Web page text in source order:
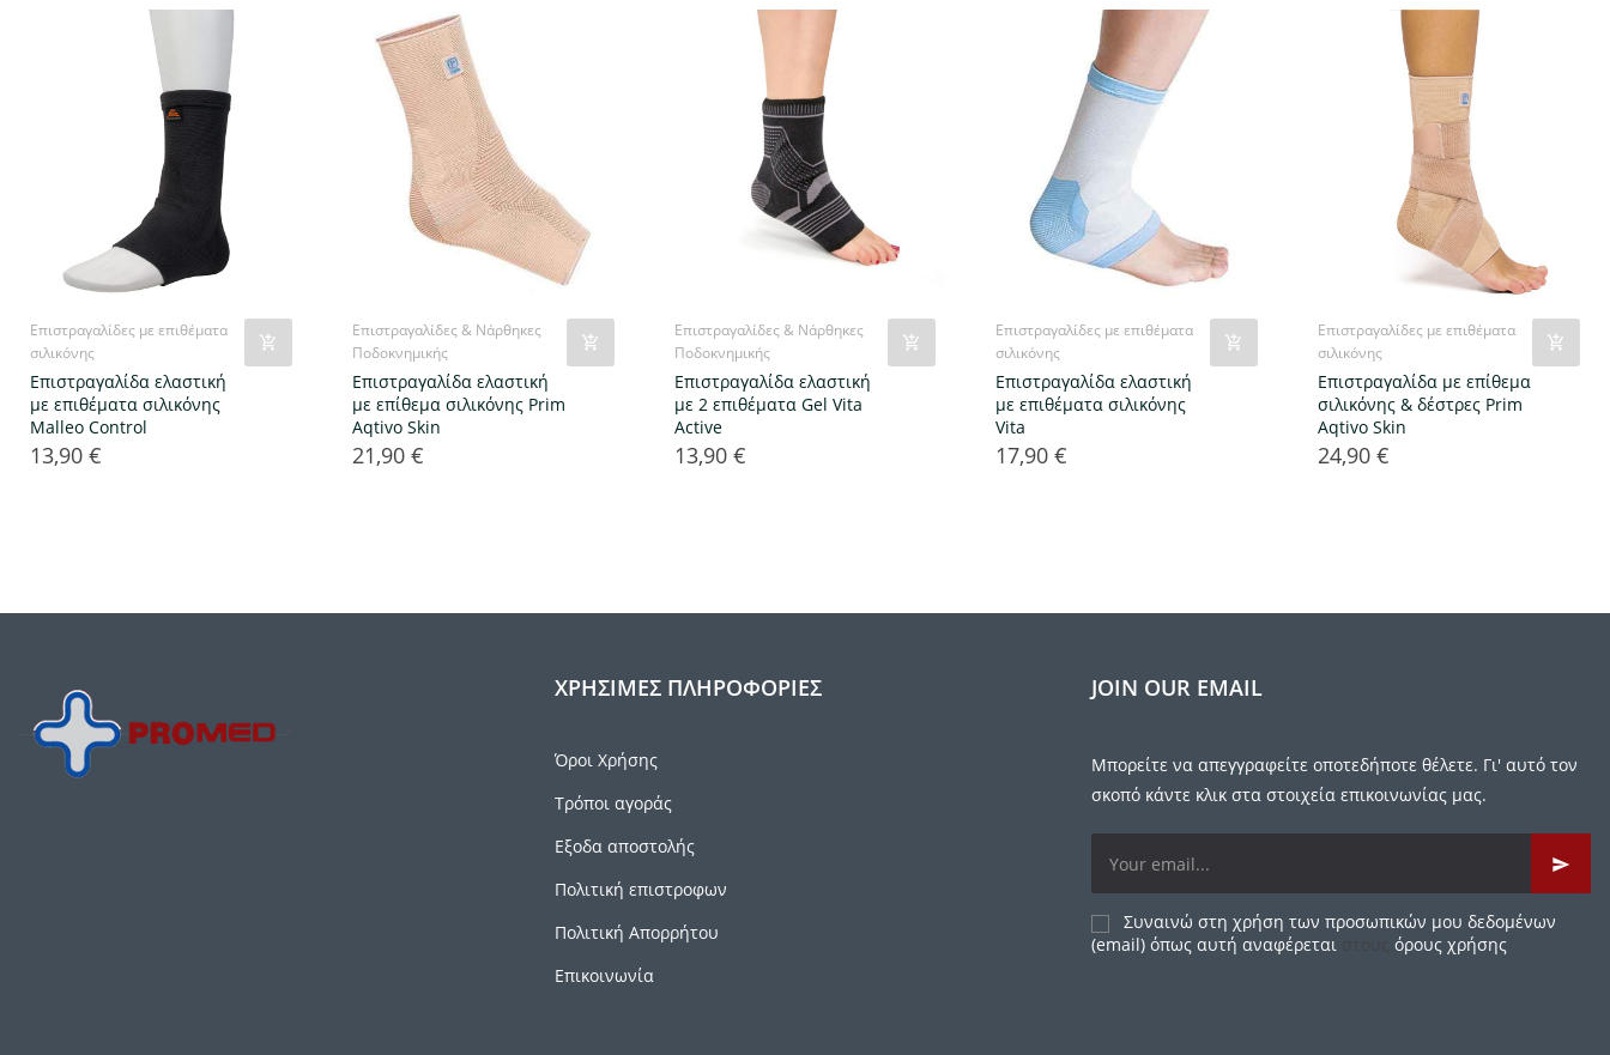
Επιστραγαλίδες με επιθέματα
σιλικόνης
Επιστραγαλίδα ελαστική
με επιθέματα σιλικόνης
Malleo Control
Τιμή
13,90 €
Επιστραγαλίδες & Νάρθηκες
Ποδοκνημικής
Επιστραγαλίδα ελαστική
με επίθεμα σιλικόνης Prim
Aqtivo Skin
Τιμή
21,90 €
Επιστραγαλίδες & Νάρθηκες
Ποδοκνημικής
Επιστραγαλίδα ελαστική
με 2 επιθέματα Gel Vita
Active
Τιμή
13,90 €
Επιστραγαλίδες με επιθέματα
σιλικόνης
Επιστραγαλίδα ελαστική
με επιθέματα σιλικόνης
Vita
Τιμή
17,90 €
Επιστραγαλίδες με επιθέματα
σιλικόνης
Επιστραγαλίδα με επίθεμα
σιλικόνης & δέστρες Prim
Aqtivo Skin
Τιμή
24,90 €
ΧΡΉΣΙΜΕΣ ΠΛΗΡΟΦΟΡΊΕΣ
Όροι Χρήσης
Τρόποι αγοράς
Εξοδα αποστολής
Πολιτική επιστροφων
Πολιτική Απορρήτου
Επικοινωνία
JOIN OUR EMAIL
Μπορείτε να απεγγραφείτε οποτεδήποτε θέλετε. Γι' αυτό τον
σκοπό κάντε κλικ στα στοιχεία επικοινωνίας μας.
Συναινώ στη χρήση των προσωπικών μου δεδομένων
(email) όπως αυτή αναφέρεται στους όρους χρήσης